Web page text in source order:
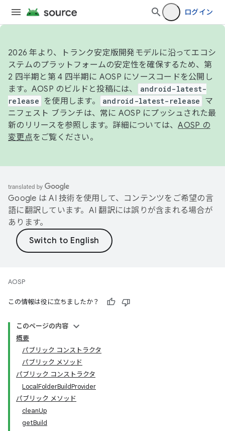
ログイン
2026 年より、トランク安定版開発モデルに沿ってエコシ
ステムのプラットフォームの安定性を確保するため、第
2 四半期と第 4 四半期に AOSP にソースコードを公開し
ます。AOSP のビルドと投稿には、
android-latest-
release
を使用します。 android-latest-release
マ
ニフェスト ブランチは、常に AOSP にプッシュされた最
新のリリースを参照します。詳細については、AOSP の
変更点をご覧ください。
Google は AI 技術を使用して、コンテンツをご希望の言
語に翻訳しています。AI 翻訳には誤りが含まれる場合が
あります。
AOSP
この情報は役に立ちましたか？
このページの内容
概要
パブリック コンストラクタ
パブリック メソッド
パブリック コンストラクタ
LocalFolderBuildProvider
パブリック メソッド
cleanUp
getBuild